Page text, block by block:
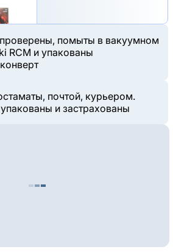
помыты в вакуумном
RCM и упакованы
почтой, курьером.
и застрахованы